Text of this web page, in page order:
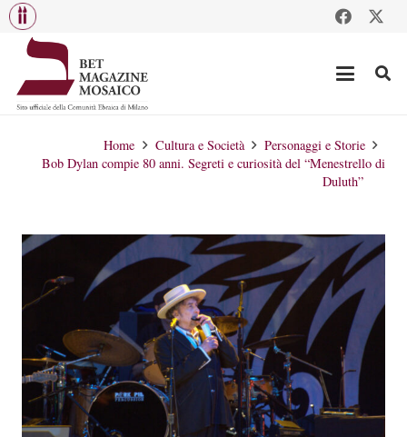
Home Cultura e Società
Personaggi e Storie
Bob Dylan compie 80 anni. Segreti e curiosità del “Menestrello di
Duluth”